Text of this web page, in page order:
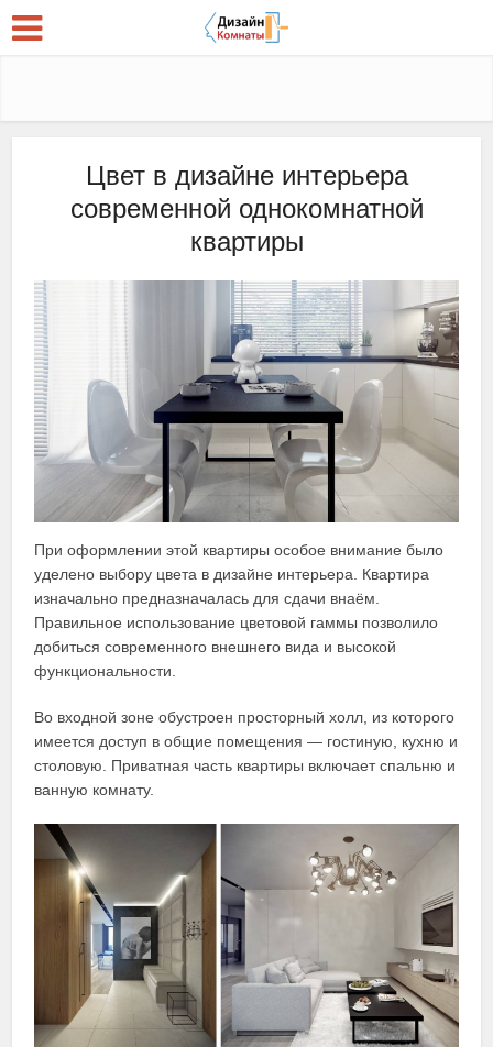
Цвет в дизайне интерьера
современной однокомнатной
квартиры
При оформлении этой квартиры особое внимание было
уделено выбору цвета в дизайне интерьера. Квартира
изначально предназначалась для сдачи внаём.
Правильное использование цветовой гаммы позволило
добиться современного внешнего вида и высокой
функциональности.
Во входной зоне обустроен просторный холл, из которого
имеется доступ в общие помещения — гостиную, кухню и
столовую. Приватная часть квартиры включает спальню и
ванную комнату.